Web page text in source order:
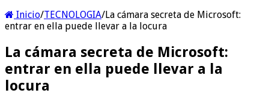
Inicio/TECNOLOGIA/La cámara secreta de Microsoft:
entrar en ella puede llevar a la locura
La cámara secreta de Microsoft:
entrar en ella puede llevar a la
locura